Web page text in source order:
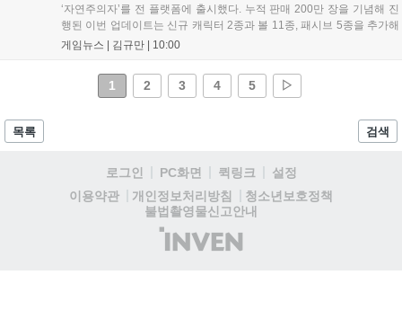
‘자연주의자’를 전 플랫폼에 출시했다. 누적 판매 200만 장을 기념해 진
행된 이번 업데이트는 신규 캐릭터 2종과 볼 11종, 패시브 5종을 추가해
전략적 재미를 높였다. 게임은 PC와 콘솔, 모바일에서 한글판으로 즐길
라고 밝혀 향후 행보에 기대감을 모으고 있다. 상세 정보는 공식 홈페이
지에서 확인 가능하다....
게임뉴스 | 김규만 10:00
1 2 3 4 5 ▷
목록 검색
로그인 PC화면 퀵링크
설정
이용약관
개인정보처리방침
청소년보호정책
불법촬영물신고안내
(주)
인